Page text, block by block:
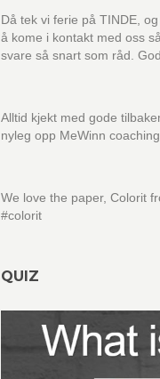
Då tek vi ferie på TINDE,
å kome i kontakt med oss
svare så snart som råd.
Alltid kjekt med gode
nyleg opp MeWinn
We love the paper, Colorit
#colorit
QUIZ